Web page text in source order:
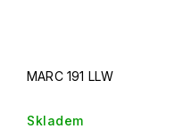
MARC 191 LLW
Skladem